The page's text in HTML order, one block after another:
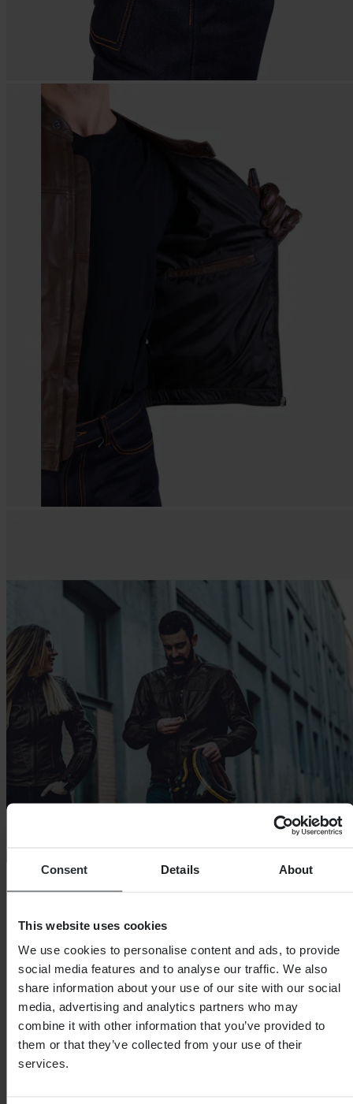
Consent Details About
This website uses cookies
We use cookies to personalise content and ads, to provide
social media features and to analyse our traffic. We also
share information about your use of our site with our social
media, advertising and analytics partners who may
combine it with other information that you’ve provided to
them or that they’ve collected from your use of their
services.